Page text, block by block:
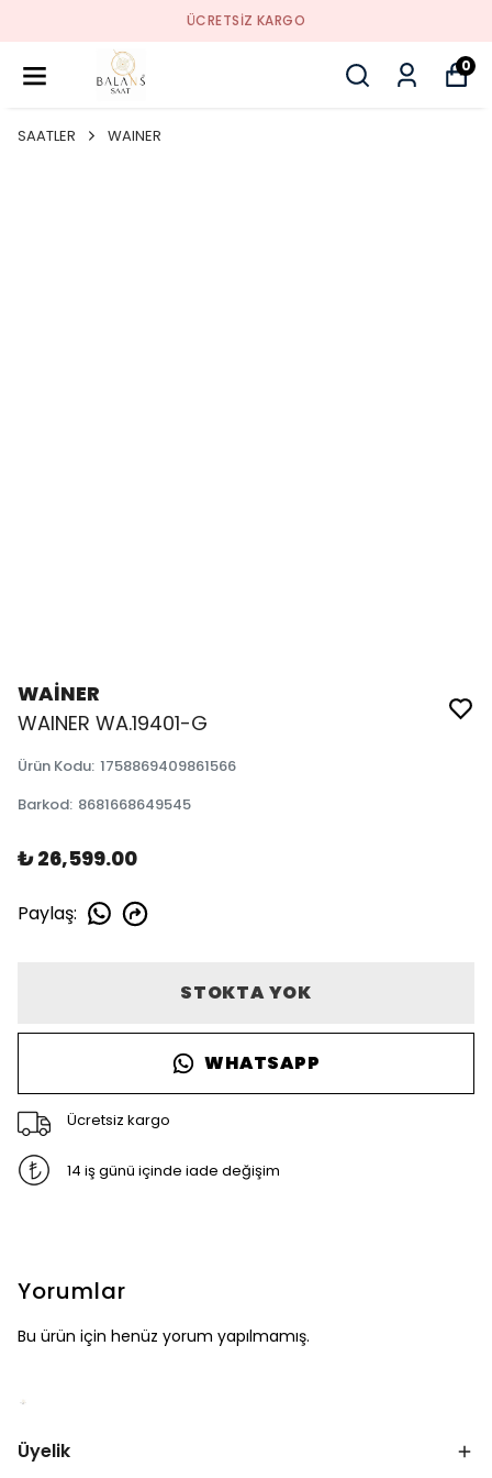
ÜCRETSIZ KARGO
0
SAATLER WAINER
WAİNER
WAINER WA.19401-G
Ürün Kodu: 1758869409861566
Barkod: 8681668649545
₺ 26,599.00
Paylaş:
STOKTA YOK
WHATSAPP
Ücretsiz kargo
14 iş günü içinde iade değişim
Yorumlar
Bu ürün için henüz yorum yapılmamış.
Üyelik